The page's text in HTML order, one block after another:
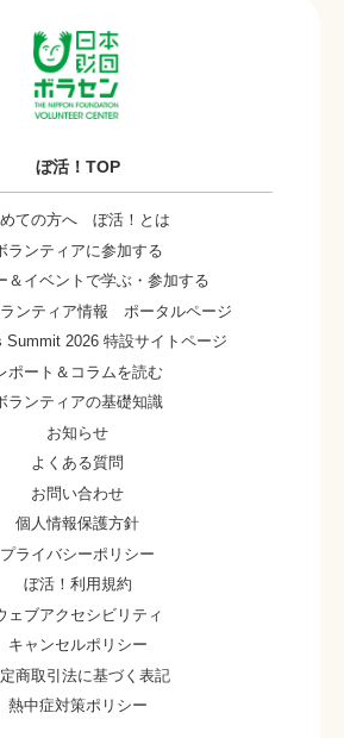
ぼ活！TOP
ての方へ ぼ活！とは
ランティアに参加する
＆イベントで学ぶ・参加する
ンティア情報 ポータルページ
Summit 2026 特設サイトページ
ポート＆コラムを読む
ランティアの基礎知識
お知らせ
よくある質問
お問い合わせ
個人情報保護方針
プライバシーポリシー
ぼ活！利用規約
ェブアクセシビリティ
キャンセルポリシー
商取引法に基づく表記
熱中症対策ポリシー